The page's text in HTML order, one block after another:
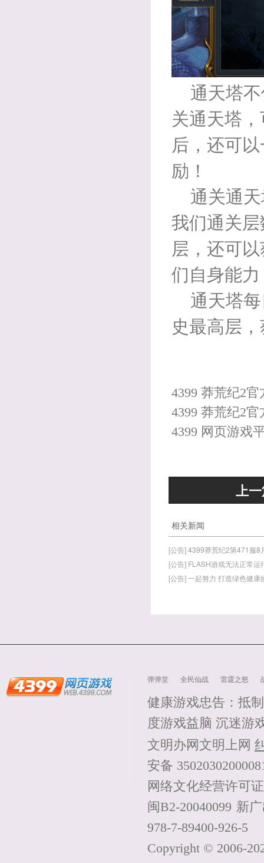
通天塔
关通天塔
后，还可
励！
通关通
我们通关
层，还可
们自身能力
通天塔
史最高层
4399 莽荒纪2
4399 莽荒纪2
4399 网页游戏
上
相关新闻
[公告] 4399莽荒纪2第471服8
[公告] FLASH游戏无法正常运
[公告] 一起努力 打造绿色健康
弹弹堂 全民仙战 雷霆之怒
健康游戏忠告：抵
度游戏益脑 沉迷游
文明办网文明上网
安备
网络文化经营许可
闽B2-20040099 新
978-7-89400-926-5
Copyright © 2006-